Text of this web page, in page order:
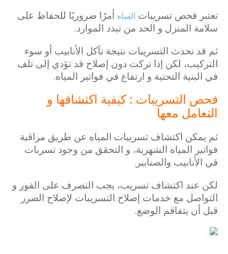
تعتبر فحص تسريبات المياه أمرًا ضروريًا للحفاظ على
سلامة المنزل و الحد من تبدد الموارد.
ثم قد تحدث التسريبات نتيجة تآكل الأنابيب أو سوء
التركيب، لكن إذا تركت دون إصلاح قد تؤدي إلى تلف
في البنية التحتية و ارتفاع في فواتير المياه.
فحص التسريبات : كيفية اكتشافها و
التعامل معها
ثم يمكن اكتشاف تسريبات المياه عن طريق مراقبة
فواتير المياه الشهرية، و التحقق من وجود تسربات
في الأنابيب والصنابير.
لكن عند اكتشاف تسريب، يجب التصرف على الفور و
التواصل مع خدمات إصلاح التسريبات لإصلاح الضرر
قبل أن يتفاقم الوضع.